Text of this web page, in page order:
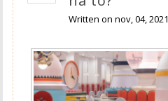
Written onnov, 04, 2021